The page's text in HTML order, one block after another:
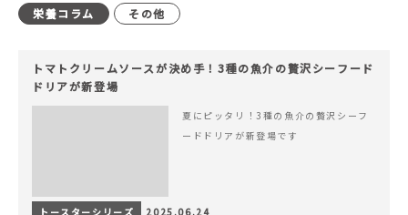
栄養コラム
その他
トマトクリームソースが決め手！3種の魚介の贅沢シーフード
ドリアが新登場
夏にピッタリ！3種の魚介の贅沢シーフ
ードドリアが新登場です
トースターシリーズ 2025.06.24